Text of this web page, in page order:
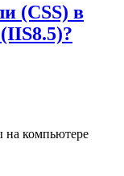
(CSS) в
на компьютере